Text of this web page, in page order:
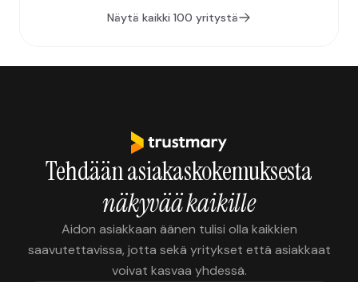
Näytä kaikki 100 yritystä
Tehdään asiakaskokemuksesta
näkyvää kaikille
Aidon asiakkaan äänen tulisi olla kaikkien
saavutettavissa, jotta sekä yritykset että asiakkaat
voivat kasvaa yhdessä.